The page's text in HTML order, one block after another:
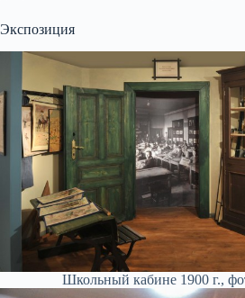
Экспозиция
Школьный кабине 1900 г.,